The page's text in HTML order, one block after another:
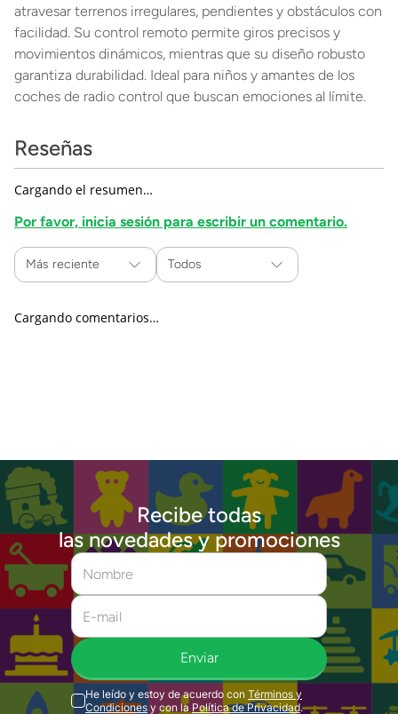
atravesar terrenos irregulares, pendientes y obstáculos con
facilidad. Su control remoto permite giros precisos y
movimientos dinámicos, mientras que su diseño robusto
garantiza durabilidad. Ideal para niños y amantes de los
coches de radio control que buscan emociones al límite.
Reseñas
Cargando el resumen…
Por favor, inicia sesión para escribir un comentario.
Más reciente Todos
Cargando comentarios…
Recibe todas
las novedades y promociones
Enviar
He leído y estoy de acuerdo con Términos y
Condiciones y con la Política de Privacidad.